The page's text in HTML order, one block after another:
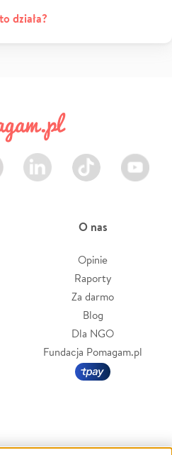
działa?
LinkedIn TikTok Youtube
O nas
Opinie
Raporty
Za darmo
Blog
Dla NGO
Fundacja Pomagam.pl